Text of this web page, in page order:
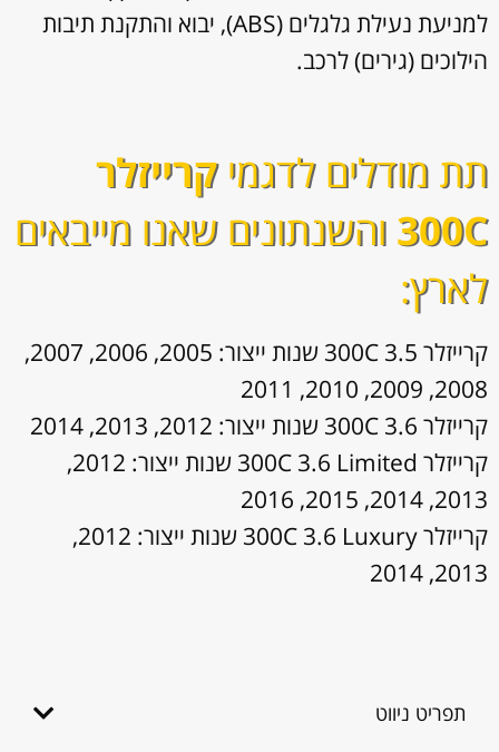
למניעת נעילת גלגלים (ABS), יבוא והתקנת תיבות
הילוכים (גירים) לרכב.
תת מודלים לדגמיקרייזלר
300C והשנתונים שאנו מייבאים
לארץ:
קרייזלר 300C 3.5 שנות ייצור: 2005, 2006, 2007,
2008, 2009, 2010, 2011
קרייזלר 300C 3.6 שנות ייצור: 2012, 2013, 2014
קרייזלר 300C 3.6 Limited שנות ייצור: 2012,
2013, 2014, 2015, 2016
קרייזלר 300C 3.6 Luxury שנות ייצור: 2012,
2013, 2014
תפריט ניווט